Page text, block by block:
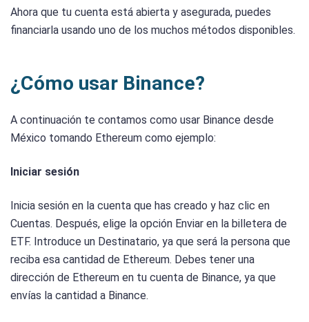
Ahora que tu cuenta está abierta y asegurada, puedes
financiarla usando uno de los muchos métodos disponibles.
¿Cómo usar Binance?
A continuación te contamos como usar Binance desde
México tomando Ethereum como ejemplo:
Iniciar sesión
Inicia sesión en la cuenta que has creado y haz clic en
Cuentas. Después, elige la opción Enviar en la billetera de
ETF. Introduce un Destinatario, ya que será la persona que
reciba esa cantidad de Ethereum. Debes tener una
dirección de Ethereum en tu cuenta de Binance, ya que
envías la cantidad a Binance.